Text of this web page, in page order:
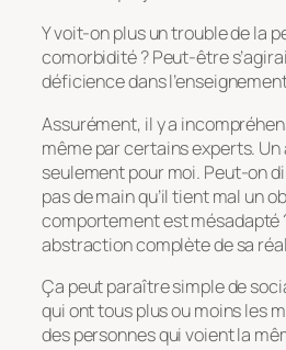
Y voit-on plus un trouble de la
comorbidité ? Peut-être
déficience dans
Assurément, il y a
même par certains experts.
seulement pour moi. Peut-on
pas de main qu’il tient mal un
comportement est mésadapté
abstraction complète de sa
Ça peut paraître simple de
qui ont tous plus ou moins les
des personnes qui voient la